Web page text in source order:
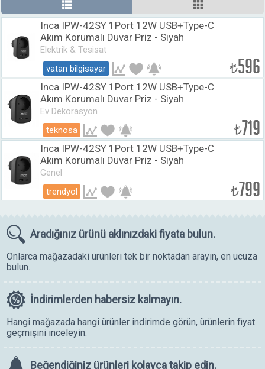
Inca IPW-42SY 1Port 12W USB+Type-C
Akım Korumalı Duvar Priz - Siyah
Elektrik & Tesisat
vatan bilgisayar
₺596
Inca IPW-42SY 1Port 12W USB+Type-C
Akım Korumalı Duvar Priz - Siyah
Ev Dekorasyon
teknosa
₺719
Inca IPW-42SY 1Port 12W USB+Type-C
Akım Korumalı Duvar Priz - Siyah
Genel
trendyol
₺799
Aradığınız ürünü aklınızdaki fiyata bulun.
Onlarca mağazadaki ürünleri tek bir noktadan arayın, en ucuza
bulun.
İndirimlerden habersiz kalmayın.
Hangi mağazada hangi ürünler indirimde görün, ürünlerin fiyat
geçmişini inceleyin.
Beğendiğiniz ürünleri kolayca takip edin.